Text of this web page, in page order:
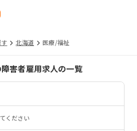
北海道 医療/福祉
害者雇用求人の一覧
ください